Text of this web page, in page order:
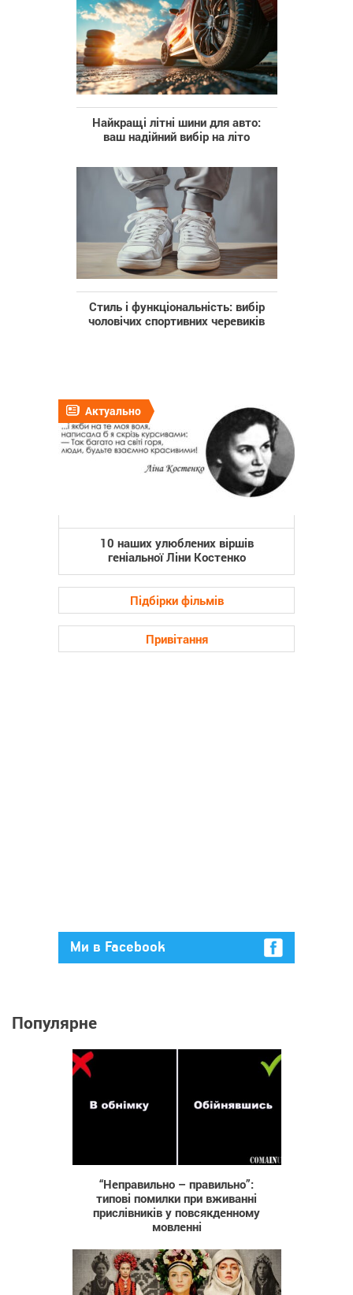
Найкращі літні шини для авто:
ваш надійний вибір на літо
Стиль і функціональність: вибір
чоловічих спортивних черевиків
Актуально
10 наших улюблених віршів
геніальної Ліни Костенко
Підбірки фільмів
Привітання
Ми в Facebook
Популярне
“Неправильно – правильно”:
типові помилки при вживанні
прислівників у повсякденному
мовленні